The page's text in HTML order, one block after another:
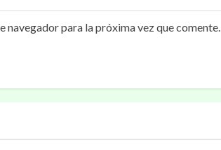
para la próxima vez que comente.